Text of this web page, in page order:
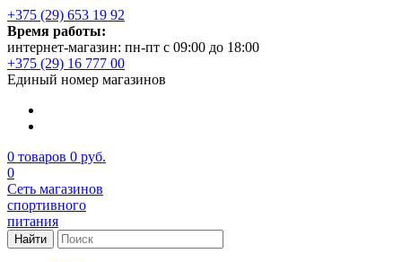
+375 (29) 653 19 92
Время работы:
интернет-магазин: пн-пт с 09:00 до 18:00
+375 (29) 16 777 00
Единый номер магазинов
0 товаров 0 руб.
0
Сеть магазинов
спортивного
питания
Найти